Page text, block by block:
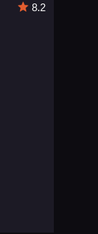
8.2